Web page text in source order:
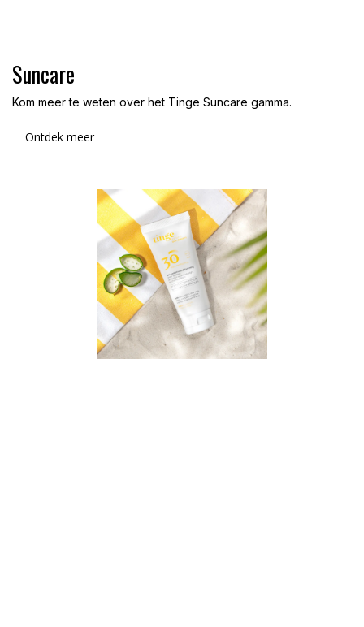
Suncare
Kom meer te weten over het Tinge Suncare gamma.
Ontdek meer